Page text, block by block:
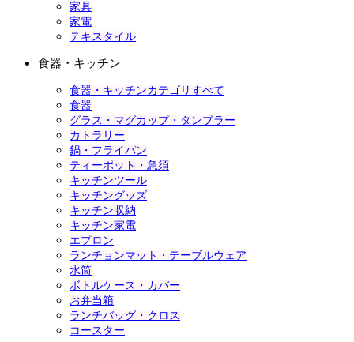
家具
家電
テキスタイル
食器・キッチン
食器・キッチンカテゴリすべて
食器
グラス・マグカップ・タンブラー
カトラリー
鍋・フライパン
ティーポット・急須
キッチンツール
キッチングッズ
キッチン収納
キッチン家電
エプロン
ランチョンマット・テーブルウェア
水筒
ボトルケース・カバー
お弁当箱
ランチバッグ・クロス
コースター